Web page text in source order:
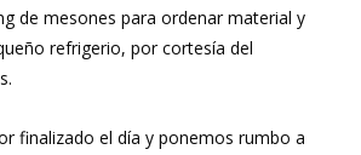
de mesones para ordenar material y
refrigerio, por cortesía del
finalizado el día y ponemos rumbo a